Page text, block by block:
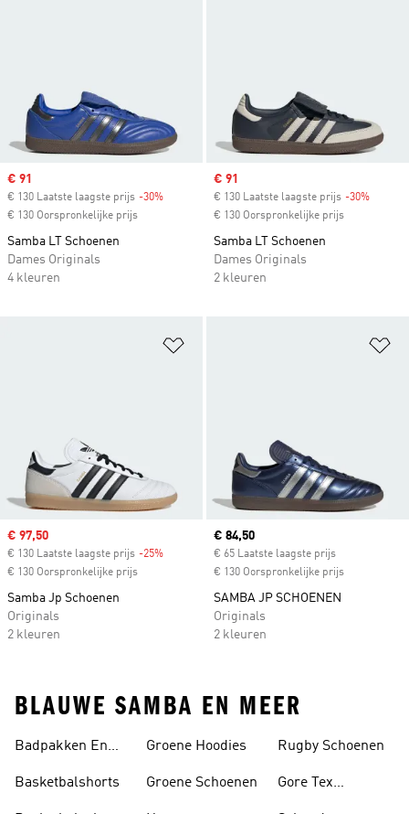
Sale price
€ 91
€ 130 Laatste laagste prijs -30%
€ 130 Oorspronkelijke prijs
Samba LT Schoenen
Dames Originals
4 kleuren
Sale price
€ 91
€ 130 Laatste laagste prijs -30%
€ 130 Oorspronkelijke prijs
Samba LT Schoenen
Dames Originals
2 kleuren
Sale price
€ 97,50
€ 130 Laatste laagste prijs -25%
€ 130 Oorspronkelijke prijs
Samba Jp Schoenen
Originals
2 kleuren
Current price
€ 84,50
€ 65 Laatste laagste prijs
€ 130 Oorspronkelijke prijs
SAMBA JP SCHOENEN
Originals
2 kleuren
BLAUWE SAMBA EN MEER
Badpakken En
Basketbalshorts
Groene Hoodies
Groene Schoenen
Rugby Schoenen
Gore Tex